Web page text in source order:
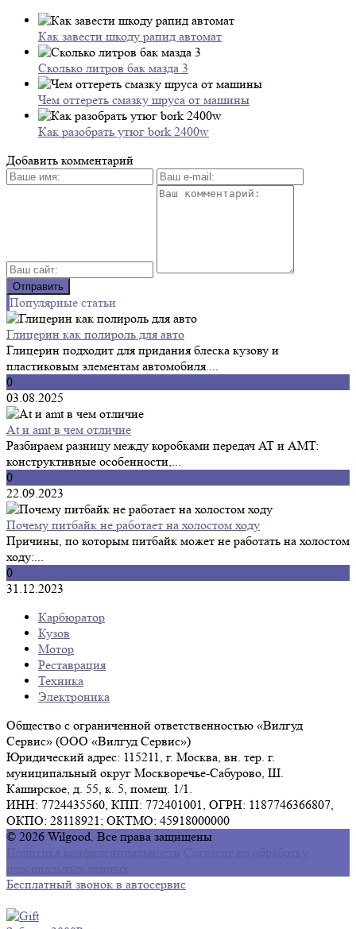
Как завести шкоду рапид автомат
Сколько литров бак мазда 3
Чем оттереть смазку шруса от машины
Как разобрать утюг bork 2400w
Добавить комментарий
Популярные статьи
Глицерин как полироль для авто
Глицерин подходит для придания блеска кузову и
пластиковым элементам автомобиля....
0
03.08.2025
At и amt в чем отличие
Разбираем разницу между коробками передач AT и AMT:
конструктивные особенности,...
0
22.09.2023
Почему питбайк не работает на холостом ходу
Причины, по которым питбайк может не работать на холостом
ходу:...
0
31.12.2023
Карбюратор
Кузов
Мотор
Реставрация
Техника
Электроника
Общество с ограниченной ответственностью «Вилгуд
Сервис» (ООО «Вилгуд Сервис»)
Юридический адрес: 115211, г. Москва, вн. тер. г.
муниципальный округ Москворечье-Сабурово, Ш.
Каширское, д. 55, к. 5, помещ. 1/1.
ИНН: 7724435560, КПП: 772401001, ОГРН: 1187746366807,
ОКПО: 28118921; ОКТМО: 45918000000
© 2026 Wilgood. Все права защищены
Бесплатный звонок в автосервис